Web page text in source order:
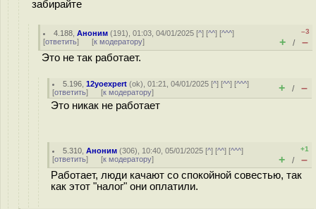
забирайте
4.188 ,Аноним (191), 01:03, 04/01/2025 [^] [^^] [^^^]
[ответить] [к модератору]
–3
+ / –
Это не так работает.
5.196 ,12yoexpert (ok), 01:21, 04/01/2025 [^] [^^] [^^^]
[ответить] [к модератору] + / –
Это никак не работает
5.310 ,Аноним (306), 10:40, 05/01/2025 [^] [^^] [^^^]
[ответить] [к модератору]
+1
+ / –
Работает, люди качают со спокойной совестью, так
как этот "налог" они оплатили.